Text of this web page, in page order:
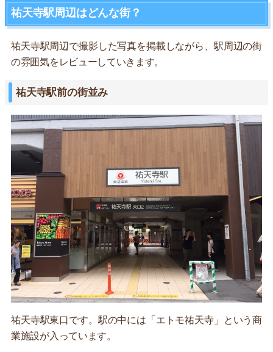
祐天寺駅周辺はどんな街？
祐天寺駅周辺で撮影した写真を掲載しながら、駅周辺の街
の雰囲気をレビューしていきます。
祐天寺駅前の街並み
祐天寺駅東口です。駅の中には「エトモ祐天寺」という商
業施設が入っています。